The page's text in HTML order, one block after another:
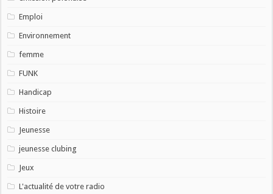
Emploi
Environnement
femme
FUNK
Handicap
Histoire
Jeunesse
jeunesse clubing
Jeux
L'actualité de votre radio